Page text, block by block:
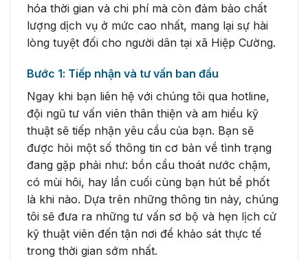
hóa thời gian và chi phí mà còn đảm bảo chất
lượng dịch vụ ở mức cao nhất, mang lại sự hài
lòng tuyệt đối cho người dân tại xã Hiệp Cường.
Bước 1: Tiếp nhận và tư vấn ban đầu
Ngay khi bạn liên hệ với chúng tôi qua hotline,
đội ngũ tư vấn viên thân thiện và am hiểu kỹ
thuật sẽ tiếp nhận yêu cầu của bạn. Bạn sẽ
được hỏi một số thông tin cơ bản về tình trạng
đang gặp phải như: bồn cầu thoát nước chậm,
có mùi hôi, hay lần cuối cùng bạn hút bể phốt
là khi nào. Dựa trên những thông tin này, chúng
tôi sẽ đưa ra những tư vấn sơ bộ và hẹn lịch cử
kỹ thuật viên đến tận nơi để khảo sát thực tế
trong thời gian sớm nhất.